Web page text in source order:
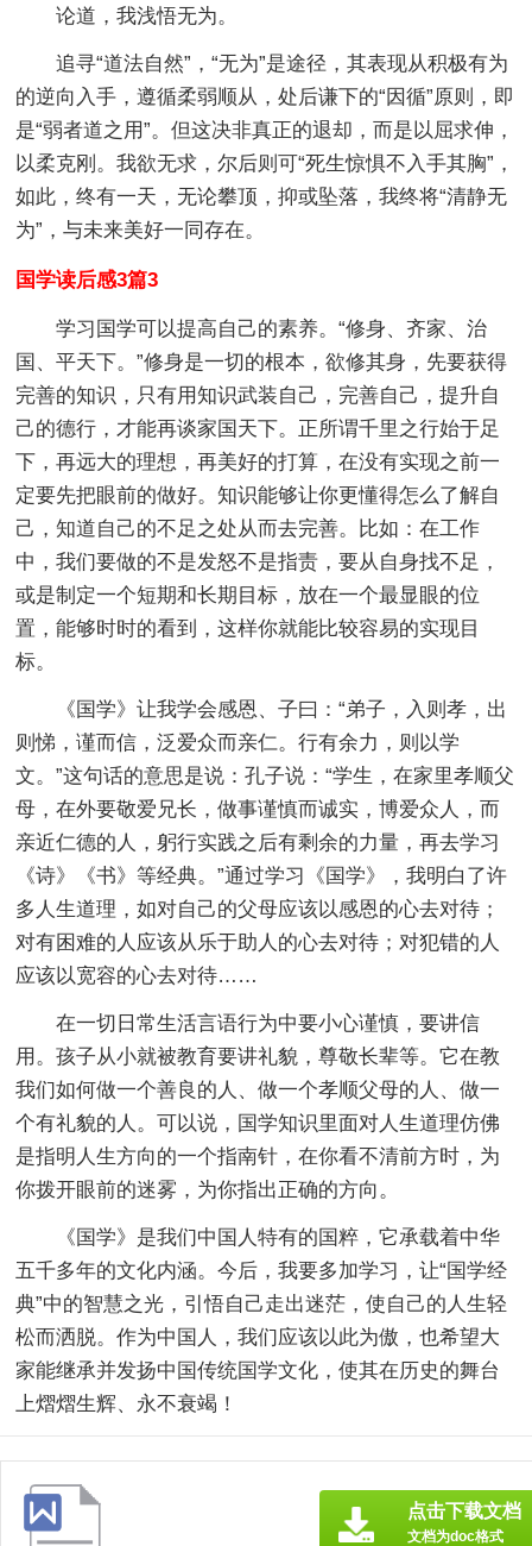
论道，我浅悟无为。
追寻“道法自然”，“无为”是途径，其表现从积极有为
的逆向入手，遵循柔弱顺从，处后谦下的“因循”原则，即
是“弱者道之用”。但这决非真正的退却，而是以屈求伸，
以柔克刚。我欲无求，尔后则可“死生惊惧不入手其胸”，
如此，终有一天，无论攀顶，抑或坠落，我终将“清静无
为”，与未来美好一同存在。
国学读后感3篇3
学习国学可以提高自己的素养。“修身、齐家、治
国、平天下。”修身是一切的根本，欲修其身，先要获得
完善的知识，只有用知识武装自己，完善自己，提升自
己的德行，才能再谈家国天下。正所谓千里之行始于足
下，再远大的理想，再美好的打算，在没有实现之前一
定要先把眼前的做好。知识能够让你更懂得怎么了解自
己，知道自己的不足之处从而去完善。比如：在工作
中，我们要做的不是发怒不是指责，要从自身找不足，
或是制定一个短期和长期目标，放在一个最显眼的位
置，能够时时的看到，这样你就能比较容易的实现目
标。
《国学》让我学会感恩、子曰：“弟子，入则孝，出
则悌，谨而信，泛爱众而亲仁。行有余力，则以学
文。”这句话的意思是说：孔子说：“学生，在家里孝顺父
母，在外要敬爱兄长，做事谨慎而诚实，博爱众人，而
亲近仁德的人，躬行实践之后有剩余的力量，再去学习
《诗》《书》等经典。”通过学习《国学》，我明白了许
多人生道理，如对自己的父母应该以感恩的心去对待；
对有困难的人应该从乐于助人的心去对待；对犯错的人
应该以宽容的心去对待……
在一切日常生活言语行为中要小心谨慎，要讲信
用。孩子从小就被教育要讲礼貌，尊敬长辈等。它在教
我们如何做一个善良的人、做一个孝顺父母的人、做一
个有礼貌的人。可以说，国学知识里面对人生道理仿佛
是指明人生方向的一个指南针，在你看不清前方时，为
你拨开眼前的迷雾，为你指出正确的方向。
《国学》是我们中国人特有的国粹，它承载着中华
五千多年的文化内涵。今后，我要多加学习，让“国学经
典”中的智慧之光，引悟自己走出迷茫，使自己的人生轻
松而洒脱。作为中国人，我们应该以此为傲，也希望大
家能继承并发扬中国传统国学文化，使其在历史的舞台
上熠熠生辉、永不衰竭！
点击下载文档
文档为doc格式